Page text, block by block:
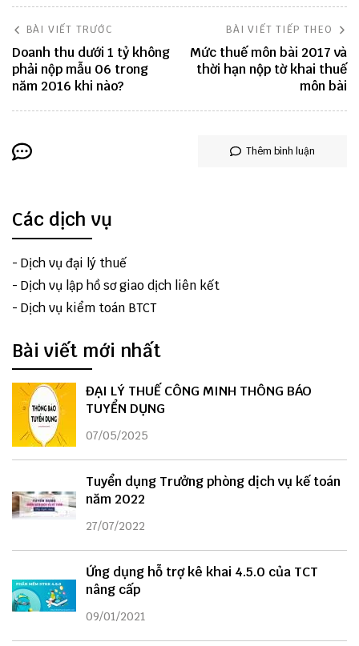
BÀI VIẾT TRƯỚC
Doanh thu dưới 1 tỷ không
phải nộp mẫu 06 trong
năm 2016 khi nào?
BÀI VIẾT TIẾP THEO
Mức thuế môn bài 2017 và
thời hạn nộp tờ khai thuế
môn bài
Thêm bình luận
Các dịch vụ
- Dịch vụ đại lý thuế
- Dịch vụ lập hồ sơ giao dịch liên kết
- Dịch vụ kiểm toán BTCT
Bài viết mới nhất
ĐẠI LÝ THUẾ CÔNG MINH THÔNG BÁO
TUYỂN DỤNG
07/05/2025
Tuyển dụng Trưởng phòng dịch vụ kế toán
năm 2022
27/07/2022
Ứng dụng hỗ trợ kê khai 4.5.0 của TCT
nâng cấp
09/01/2021